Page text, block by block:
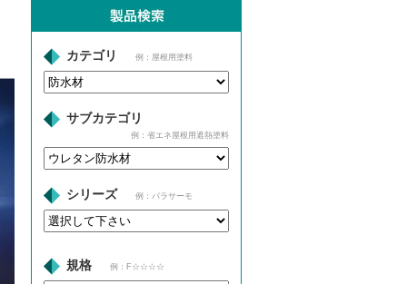
カテゴリ 例：屋根用塗料
サブカテゴリ
例：省エネ屋根用遮熱塗料
シリーズ 例：パラサーモ
規格 例：F☆☆☆☆